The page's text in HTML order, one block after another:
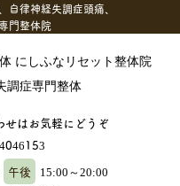
律神経失調症頭痛、
門整体院
せはお気軽にどうぞ
午後
15:00～20:00